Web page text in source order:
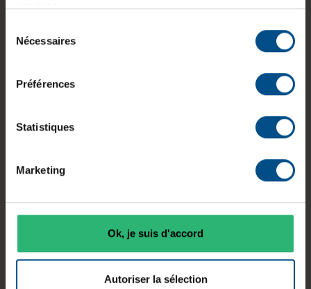
services.
Nécessaires
Préférences
Statistiques
Marketing
Ok, je suis d'accord
Autoriser la sélection
portable professionnel conçu pour répondre aux
besoins du travail quotidien en mobilité comme
10e génération, de 16 Go de mémoire vive et d’un
fluide des applications bureautiques et du
multitâche. Son écran Full HD avec traitement
longues sessions de travail.